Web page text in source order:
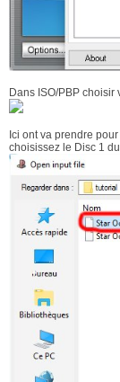
Dans ISO/PBP
Ici ont va prendre
choisissez le Disc 1